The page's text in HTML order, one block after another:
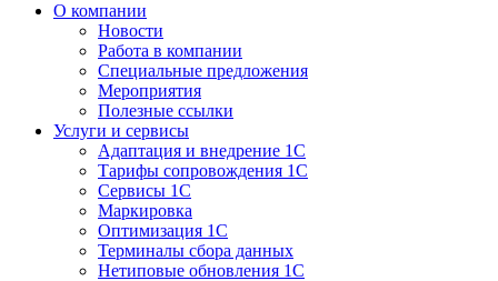
О компании
Новости
Работа в компании
Специальные предложения
Мероприятия
Полезные ссылки
Услуги и сервисы
Адаптация и внедрение 1С
Тарифы сопровождения 1С
Сервисы 1С
Маркировка
Оптимизация 1С
Терминалы сбора данных
Нетиповые обновления 1С